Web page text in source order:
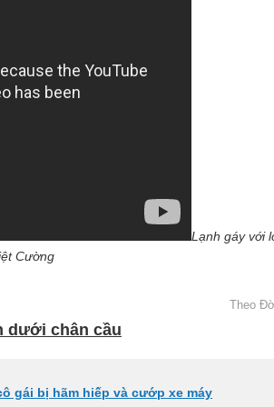
Lạnh gáy với
Cường
Theo
dưới chân cầu
gái bị hãm hiếp và cướp xe máy